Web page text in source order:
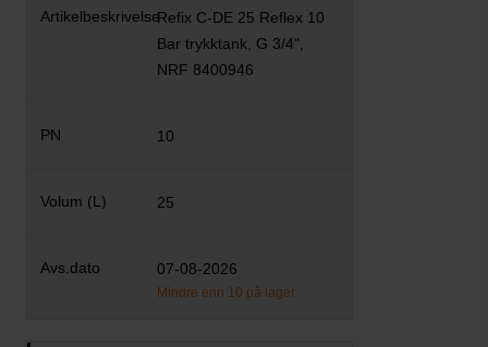
Refix C-DE 25 Reflex 10
Bar trykktank, G 3/4",
NRF 8400946
10
25
07-08-2026
Mindre enn 10 på lager